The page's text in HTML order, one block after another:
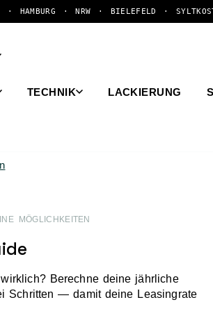
· NRW · BIELEFELD · SYLTKOSTENLOSE
TECHNIK LACKIERUNG
MÖGLICHKEITEN
Berechne deine jährliche
Schritten — damit deine Leasingrate